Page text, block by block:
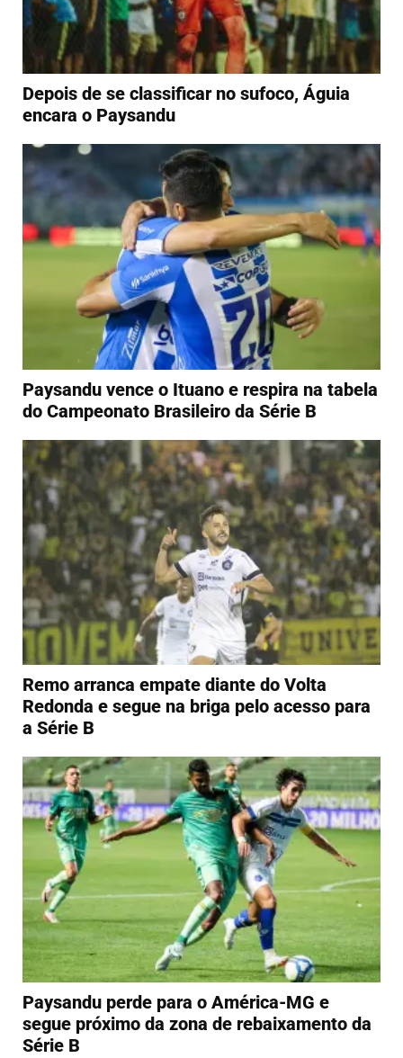
Depois de se classificar no sufoco, Águia
encara o Paysandu
Paysandu vence o Ituano e respira na tabela
do Campeonato Brasileiro da Série B
Remo arranca empate diante do Volta
Redonda e segue na briga pelo acesso para
a Série B
Paysandu perde para o América-MG e
segue próximo da zona de rebaixamento da
Série B